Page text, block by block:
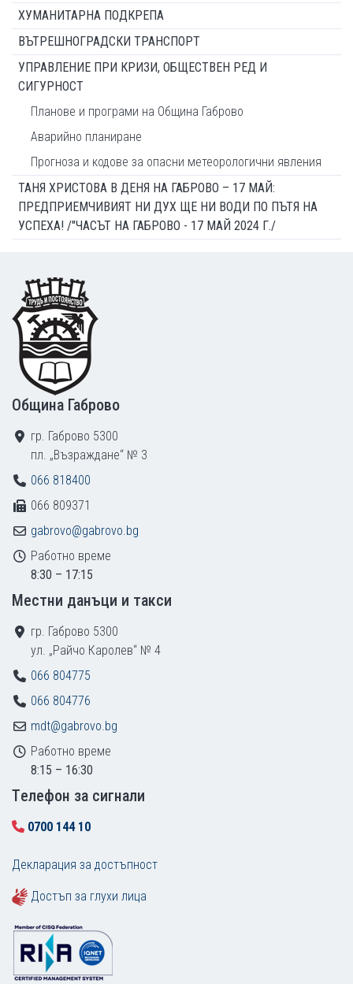
ХУМАНИТАРНА ПОДКРЕПА
ВЪТРЕШНОГРАДСКИ ТРАНСПОРТ
УПРАВЛЕНИЕ ПРИ КРИЗИ, ОБЩЕСТВЕН РЕД И
СИГУРНОСТ
Планове и програми на Община Габрово
Аварийно планиране
Прогноза и кодове за опасни метеорологични явления
ТАНЯ ХРИСТОВА В ДЕНЯ НА ГАБРОВО – 17 МАЙ:
ПРЕДПРИЕМЧИВИЯТ НИ ДУХ ЩЕ НИ ВОДИ ПО ПЪТЯ НА
УСПЕХА! /"ЧАСЪТ НА ГАБРОВО - 17 МАЙ 2024 Г./
Footer
Община Габрово
гр. Габрово 5300
пл. „Възраждане“ № 3
066 818400
066 809371
gabrovo@gabrovo.bg
Работно време
8:30 – 17:15
Местни данъци и такси
гр. Габрово 5300
ул. „Райчо Каролев“ № 4
066 804775
066 804776
mdt@gabrovo.bg
Работно време
8:15 – 16:30
Tелефон за сигнали
0700 144 10
Декларация за достъпност
Достъп за глухи лица